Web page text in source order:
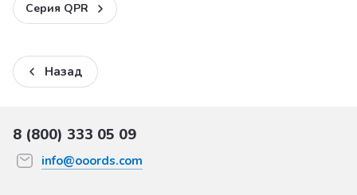
Серия QPR
Назад
8 (800) 333 05 09
info@ooords.com